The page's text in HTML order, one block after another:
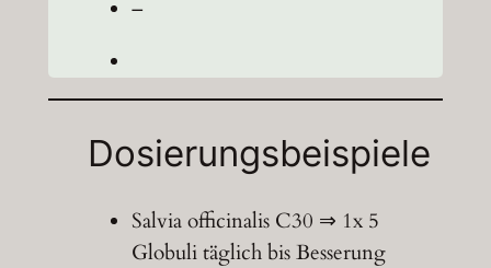
–
Dosierungsbeispiele
Salvia officinalis C30 ⇒ 1x 5
Globuli täglich bis Besserung